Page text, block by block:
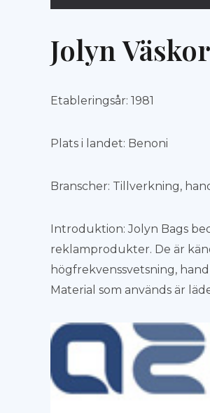
Jolyn Väskor
Etableringsår: 1981
Plats i landet: Benoni
Branscher: Tillverkning,
Introduktion: Jolyn Bags
reklamprodukter. De är
högfrekvenssvetsning,
Material som används är